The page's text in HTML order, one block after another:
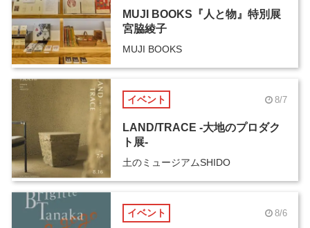
MUJI BOOKS『人と物』特別展
宮脇綾子
MUJI BOOKS
イベント 8/7
LAND/TRACE -大地のプロダク
ト展-
土のミュージアムSHIDO
イベント 8/6